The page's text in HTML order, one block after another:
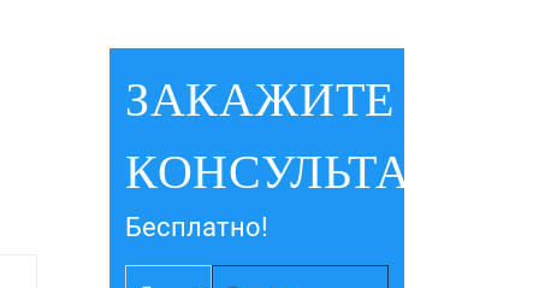
ЗАКАЖИТЕ
КОНСУЛЬТАЦИЮ
Бесплатно!